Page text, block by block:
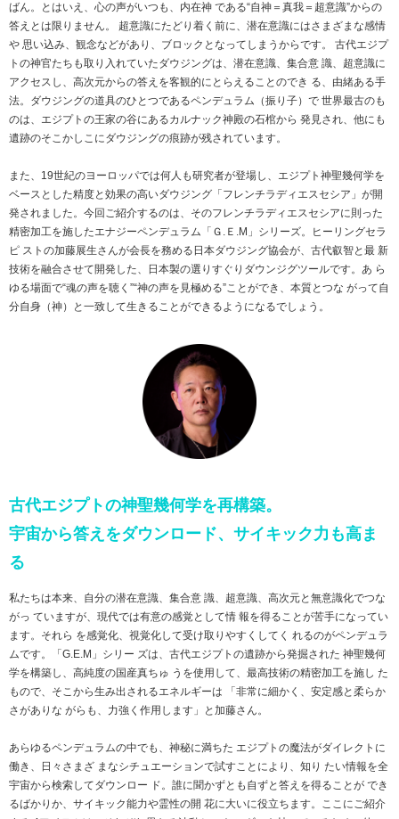
ばん。とはいえ、心の声がいつも、内在神 である“自神＝真我＝超意識”からの
答えとは限りません。 超意識にたどり着く前に、潜在意識にはさまざまな感情
や 思い込み、観念などがあり、ブロックとなってしまうからです。 古代エジプ
トの神官たちも取り入れていたダウジングは、潜在意識、集合意 識、超意識に
アクセスし、高次元からの答えを客観的にとらえることのでき る、由緒ある手
法。ダウジングの道具のひとつであるペンデュラム（振り子）で 世界最古のも
のは、エジプトの王家の谷にあるカルナック神殿の石棺から 発見され、他にも
遺跡のそこかしこにダウジングの痕跡が残されています。
また、19世紀のヨーロッパでは何人も研究者が登場し、エジプト神聖幾何学を
ベースとした精度と効果の高いダウジング「フレンチラディエスセシア」が開
発されました。今回ご紹介するのは、そのフレンチラディエスセシアに則った
精密加工を施したエナジーペンデュラム「Ｇ.Ｅ.M」シリーズ。ヒーリングセラ
ピ ストの加藤展生さんが会長を務める日本ダウジング協会が、古代叡智と最 新
技術を融合させて開発した、日本製の選りすぐりダウンジグツールです。あ ら
ゆる場面で“魂の声を聴く”“神の声を見極める”ことができ、本質とつな がって自
分自身（神）と一致して生きることができるようになるでしょう。
古代エジプトの神聖幾何学を再構築。
宇宙から答えをダウンロード、サイキック力も高ま
る
私たちは本来、自分の潜在意識、集合意 識、超意識、高次元と無意識化でつな
がっ ていますが、現代では有意の感覚として情 報を得ることが苦手になってい
ます。それら を感覚化、視覚化して受け取りやすくしてく れるのがペンデュラ
ムです。「G.E.M」シリー ズは、古代エジプトの遺跡から発掘された 神聖幾何
学を構築し、高純度の国産真ちゅ うを使用して、最高技術の精密加工を施し た
もので、そこから生み出されるエネルギーは 「非常に細かく、安定感と柔らか
さがありな がらも、力強く作用します」と加藤さん。
あらゆるペンデュラムの中でも、神秘に満ちた エジプトの魔法がダイレクトに
働き、日々さまざ まなシチュエーションで試すことにより、知り たい情報を全
宇宙から検索してダウンロー ド。誰に聞かずとも自ずと答えを得ることが でき
るばかりか、サイキック能力や霊性の開 花に大いに役立ちます。ここにご紹介